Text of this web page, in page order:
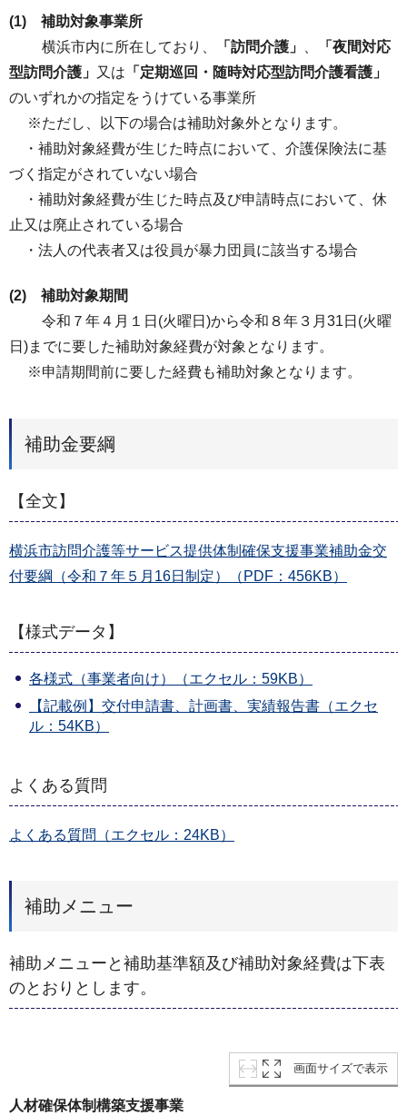
(1) 補助対象事業所
横浜市内に所在しており、
「訪問介護」
「夜間対応
型訪問介護」 又は 「定期巡回・随時対応型訪問介護看護」
のいずれかの指定をうけている事業所
※ただし、以下の場合は補助対象外となります。
・補助対象経費が生じた時点において、介護保険法に基
づく指定がされていない場合
・補助対象経費が生じた時点及び申請時点において、休
止又は廃止されている場合
・法人の代表者又は役員が暴力団員に該当する場合
(2) 補助対象期間
令和７年４月１日(火曜日)から令和８年３月31日(火曜
日)までに要した補助対象経費が対象となります。
※申請期間前に要した経費も補助対象となります。
補助金要綱
【全文】
横浜市訪問介護等サービス提供体制確保支援事業補助金交
付要綱（令和７年５月16日制定）（PDF：456KB）
【様式データ】
各様式（事業者向け）（エクセル：59KB）
【記載例】交付申請書、計画書、実績報告書（エクセ
ル：54KB）
よくある質問
よくある質問（エクセル：24KB）
補助メニュー
補助メニューと補助基準額及び補助対象経費は下表
のとおりとします。
画面サイズで表示
人材確保体制構築支援事業